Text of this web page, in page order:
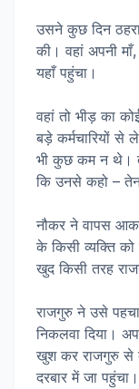
उसने कुछ दिन
की। वहां अपनी
यहाँ पहुंचा।
वहां तो भीड़ का
बड़े कर्मचारियों
भी कुछ कम न थे।
कि उनसे कहो –
नौकर ने वापस
के किसी व्यक्ति
खुद किसी तरह
राजगुरु ने उसे
निकलवा दिया।
खुश कर राजगुरु से
दरबार में जा